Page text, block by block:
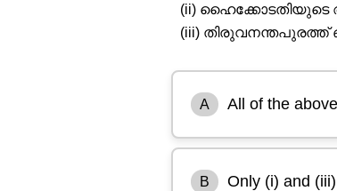
(ii)
(iii)
A All of the
B Only (i) and (iii)